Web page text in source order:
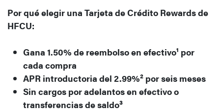
Por qué elegir una Tarjeta de Crédito Rewards de
HFCU:
Gana 1.50% de reembolso en efectivo¹ por
cada compra
APR introductoria del 2.99%² por seis meses
Sin cargos por adelantos en efectivo o
transferencias de saldo³